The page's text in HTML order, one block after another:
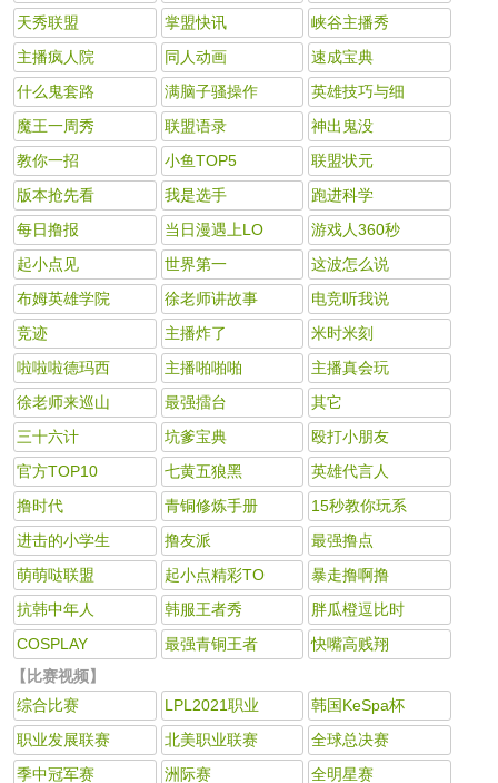
天秀联盟 掌盟快讯
峡谷主播秀
主播疯人院
同人动画
速成宝典
什么鬼套路
满脑子骚操作
英雄技巧与细
魔王一周秀
联盟语录
神出鬼没
教你一招
小鱼TOP5
联盟状元
版本抢先看
我是选手
跑进科学
每日撸报
当日漫遇上LO
游戏人360秒
起小点见
世界第一
这波怎么说
布姆英雄学院
徐老师讲故事
电竞听我说
竞迹
主播炸了
米时米刻
啦啦啦德玛西
主播啪啪啪
主播真会玩
徐老师来巡山
最强擂台
其它
三十六计
坑爹宝典
殴打小朋友
官方TOP10
七黄五狼黑
英雄代言人
撸时代
青铜修炼手册
15秒教你玩系
进击的小学生
撸友派
最强撸点
萌萌哒联盟
起小点精彩TO
暴走撸啊撸
抗韩中年人
韩服王者秀
胖瓜橙逗比时
COSPLAY
最强青铜王者
快嘴高贱翔
【比赛视频】
综合比赛
LPL2021职业
韩国KeSpa杯
职业发展联赛
北美职业联赛
全球总决赛
季中冠军赛
洲际赛
全明星赛